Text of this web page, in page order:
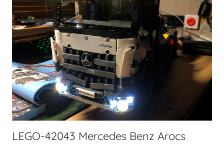
LEGO-42043 Mercedes Benz Arocs